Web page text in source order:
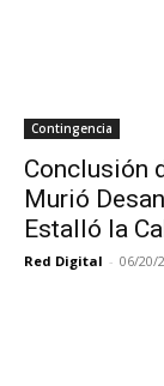
Contingencia
Conclusión
Murió
Estalló la
Red Digital - 06/20/